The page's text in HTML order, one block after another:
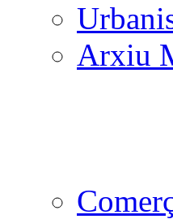
Arxiu